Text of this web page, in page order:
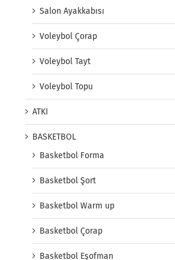
Salon Ayakkabısı
Voleybol Çorap
Voleybol Tayt
Voleybol Topu
ATKI
BASKETBOL
Basketbol Forma
Basketbol Şort
Basketbol Warm up
Basketbol Çorap
Basketbol Eşofman